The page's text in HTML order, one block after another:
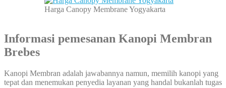
Harga Canopy Membrane Yogyakarta
Informasi pemesanan Kanopi Membran
Brebes
Kanopi Membran adalah jawabannya namun, memilih kanopi yang
tepat dan menemukan penyedia layanan yang handal bukanlah tugas